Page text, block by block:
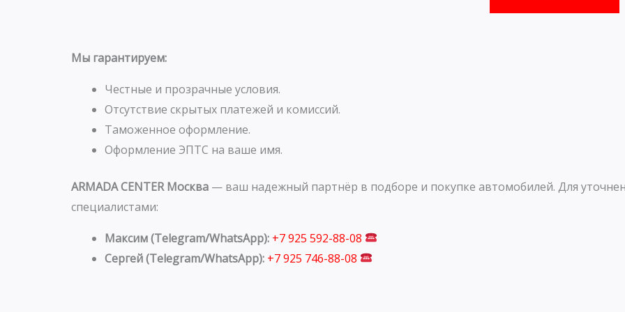
Мы гарантируем:
Честные и прозрачные условия.
Отсутствие скрытых платежей и комиссий.
Таможенное оформление.
Оформление ЭПТС на ваше имя.
ARMADA CENTER Москва — ваш надежный партнёр в подборе и покупке автомобилей. Для
специалистами:
Максим (Telegram/WhatsApp): +7 925 592-88-08
Сергей (Telegram/WhatsApp): +7 925 746-88-08